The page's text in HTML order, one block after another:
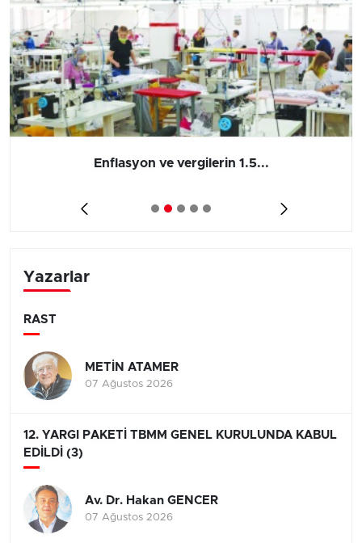
Enflasyon ve vergilerin 1.5...
Yazarlar
RAST
METİN ATAMER
07 Ağustos 2026
12. YARGI PAKETİ TBMM GENEL KURULUNDA KABUL
EDİLDİ (3)
Av. Dr. Hakan GENCER
07 Ağustos 2026